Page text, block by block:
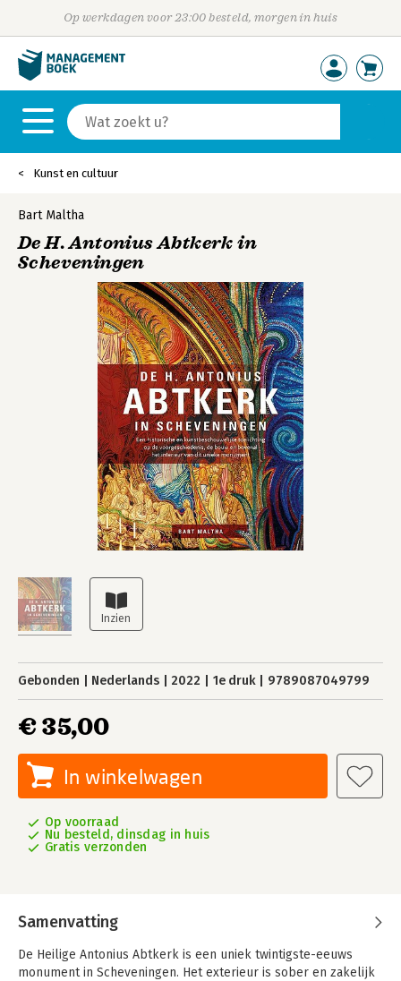
Op werkdagen voor 23:00 besteld, morgen in huis
Kunst en cultuur
Bart Maltha
De H. Antonius Abtkerk in
Scheveningen
Gebonden Nederlands 2022 1e druk 9789087049799
€ 35,00
In winkelwagen
Op voorraad
Nu besteld, dinsdag in huis
Gratis verzonden
Samenvatting
De Heilige Antonius Abtkerk is een uniek twintigste-eeuws
monument in Scheveningen. Het exterieur is sober en zakelijk